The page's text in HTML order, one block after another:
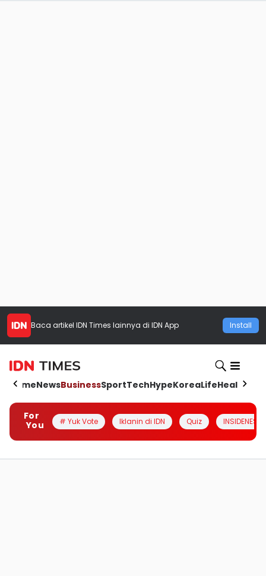
Baca artikel IDN Times lainnya di IDN App Install
HomeNewsBusinessSportTechHypeKoreaLifeHealth
For
You
# Yuk Vote Iklanin di IDN Quiz INSIDENESIA